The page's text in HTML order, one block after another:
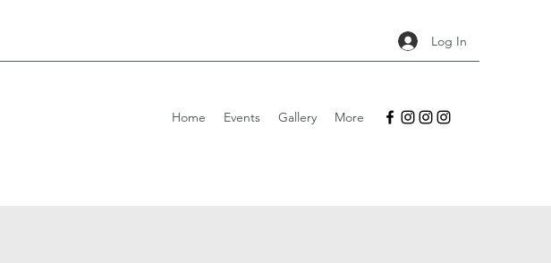
Log In
Home Events Gallery More